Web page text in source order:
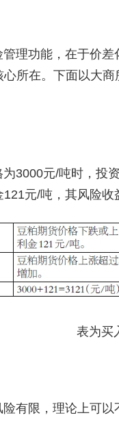
理功能，在于价
所在。下面以大
3000元/吨时，投
元/吨，其风险收
表为买
有限，理论上可